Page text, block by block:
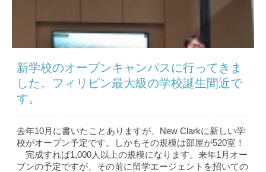
新学校のオープンキャンパスに行ってきま
した。フィリピン最大級の学校誕生間近で
す。
去年10月に書いたことありますが、New Clarkに新しい学
校がオープン予定です。しかもその規模は部屋が520室！
完成すれば1,000人以上の規模になります。来年1月オー
プンの予定ですが、その前に留学エージェントを招いての